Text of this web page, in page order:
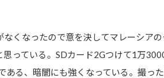
くなったので意を決してマレーシア
っている。SDカード2Gつけて1万
る、暗闇にも強くなっている。撮った